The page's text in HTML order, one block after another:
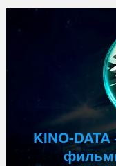
Skip
KINO-